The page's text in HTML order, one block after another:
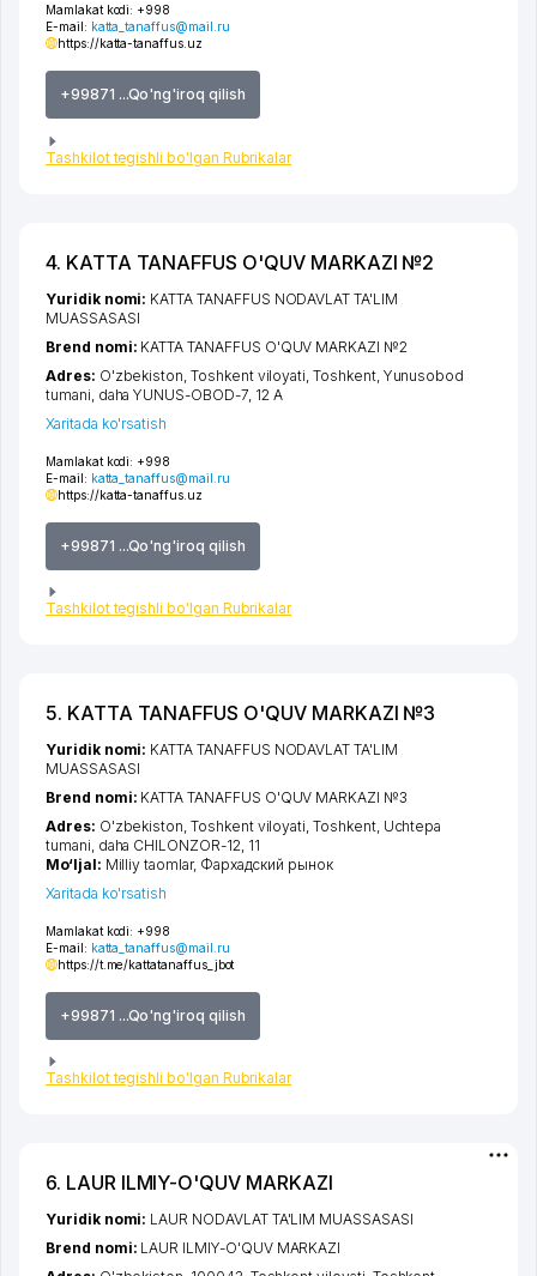
Mamlakat kodi: +998
E-mail: katta_tanaffus@mail.ru
https://katta-tanaffus.uz
+99871 ...Qo'ng'iroq qilish
Tashkilot tegishli bo'lgan Rubrikalar
4. KATTA TANAFFUS O'QUV MARKAZI №2
Mamlakat kodi: +998
E-mail: katta_tanaffus@mail.ru
https://katta-tanaffus.uz
+99871 ...Qo'ng'iroq qilish
Tashkilot tegishli bo'lgan Rubrikalar
Yuridik nomi: KATTA TANAFFUS NODAVLAT TA'LIM
MUASSASASI
Brend nomi: KATTA TANAFFUS O'QUV MARKAZI №2
Adres: O'zbekiston,Toshkent viloyati ,Toshkent, Yunusobod
tumani daha YUNUS-OBOD-7, 12 А
Xaritada ko'rsatish
5. KATTA TANAFFUS O'QUV MARKAZI №3
Mamlakat kodi: +998
E-mail: katta_tanaffus@mail.ru
https://t.me/kattatanaffus_jbot
+99871 ...Qo'ng'iroq qilish
Tashkilot tegishli bo'lgan Rubrikalar
Yuridik nomi: KATTA TANAFFUS NODAVLAT TA'LIM
MUASSASASI
Brend nomi: KATTA TANAFFUS O'QUV MARKAZI №3
Adres: O'zbekiston,Toshkent viloyati ,Toshkent, Uchtepa
tumani daha CHILONZOR-12 , 11
Mo‘ljal: Milliy taomlar, Фархадский рынок
Xaritada ko'rsatish
6. LAUR ILMIY-O'QUV MARKAZI
Yuridik nomi: LAUR NODAVLAT TA'LIM MUASSASASI
Brend nomi: LAUR ILMIY-O'QUV MARKAZI